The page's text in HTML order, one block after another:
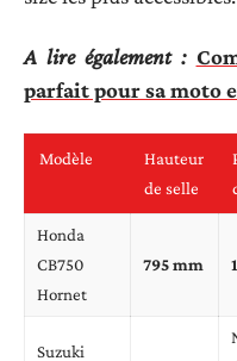
A lire également :
parfait pour sa moto
Modèle
Hauteur
de selle
Honda
CB750
Hornet
795 mm
Suzuki